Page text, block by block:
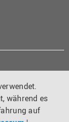
während es
auf